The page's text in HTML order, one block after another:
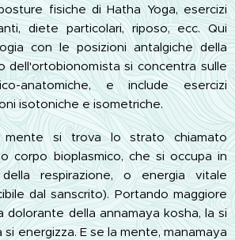
fisiche di Hatha Yoga, esercizi
diete particolari, riposo, ecc. Qui
con le posizioni antalgiche della
dell'ortobionomista si concentra sulle
anatomiche, e include esercizi
isotoniche e isometriche.
si trova lo strato chiamato
corpo bioplasmico, che si occupa in
respirazione, o energia vitale
dal sanscrito). Portando maggiore
dolorante della annamaya kosha, la si
si energizza. E se la mente, manamaya